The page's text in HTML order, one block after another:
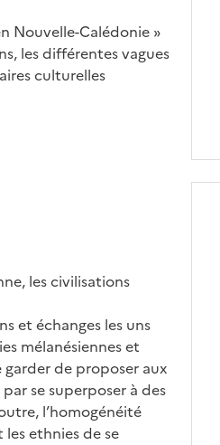
Nouvelle-Calédonie »
les différentes vagues
culturelles
les civilisations
et échanges les uns
mélanésiennes et
de proposer aux
se superposer à des
l’homogénéité
ethnies de se